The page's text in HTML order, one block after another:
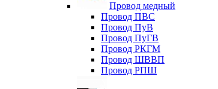
Провод медный
Провод ПВС
Провод ПуВ
Провод ПуГВ
Провод РКГМ
Провод ШВВП
Провод РПШ